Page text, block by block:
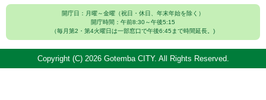
開庁日：月曜～金曜（祝日・休日、年末年始を除く）
開庁時間：午前8:30～午後5:15
（毎月第2・第4火曜日は一部窓口で午後6:45まで時間延長。)
Copyright (C) 2026 Gotemba CITY. All Rights Reserved.